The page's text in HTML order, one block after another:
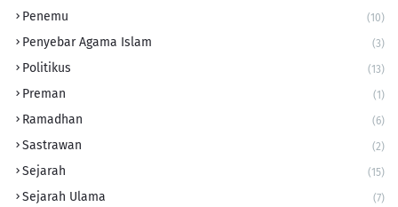
Penemu (10)
Penyebar Agama Islam (3)
Politikus (13)
Preman (1)
Ramadhan (6)
Sastrawan (2)
Sejarah (15)
Sejarah Ulama (7)